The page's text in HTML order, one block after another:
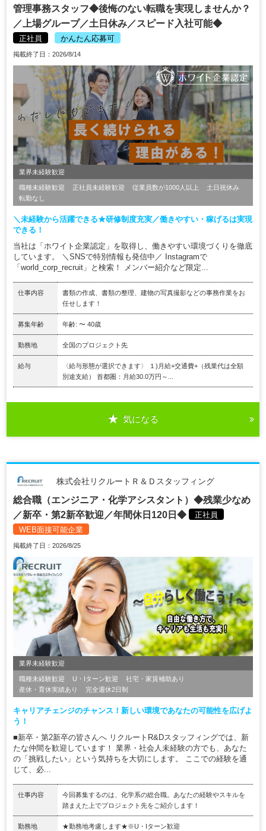
管理事務スタッフ◆後悔のない転職を実現しませんか？
／上場グループ／土日休み／スピード入社可能◆
正社員 かんたん応募可
掲載終了日：2026/8/14
業界未経験歓迎
職種未経験歓迎 正社員未経験歓迎 従業員数が1000人以上
土日祝休み
転勤なし
＼未経験から活躍できる★研修制度充実／働きやすい・稼げるは実現
できる！
当社は「ホワイト企業認定」を取得し、働きやすい環境づくりを徹底
しています。 ＼SNSで特別情報も発信中／ Instagramで
「world_corp_recruit」と検索！ メンバー紹介など限定...
仕事内容
書類の作成、書類の整理、建物の写真撮影などの事務作業をお
任せします！
募集年齢 年齢: 〜 40歳
勤務地 全国のプロジェクト先
給与
〈給与形態が選択できます〉 １)月給+交通費+（残業代は全額
別途支給） 首都圏：月給30.0万円～...
気になる
株式会社リクルートＲ＆Ｄスタッフィング
総合職（エンジニア・化学アシスタント）◆残業少なめ
／新卒・第2新卒歓迎／年間休日120日◆
正社員
WEB面接可能企業
掲載終了日：2026/8/25
業界未経験歓迎
職種未経験歓迎 U・Iターン歓迎
社宅・家賃補助あり
産休・育休実績あり
完全週休2日制
キャリアチェンジのチャンス！新しい環境であなたの可能性を広げよ
う！
■新卒・第2新卒の皆さんへ リクルートR&Dスタッフィングでは、新
たな仲間を歓迎しています！ 業界・社会人未経験の方でも、あなた
の「挑戦したい」という気持ちを大切にします。 ここでの経験を通
じて、必...
仕事内容
今回募集するのは、化学系の総合職。あなたの経験やスキルを
踏まえた上でプロジェクト先をご紹介します！
勤務地 ★勤務地考慮します★※U・Iターン歓迎